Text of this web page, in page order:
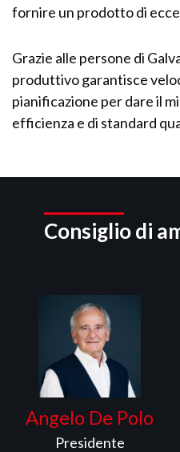
fornire un prodotto di
Grazie alle persone di
produttivo garantisce
pianificazione per dare il
efficienza e di standard
Consiglio di
Angelo De Polo
Presidente